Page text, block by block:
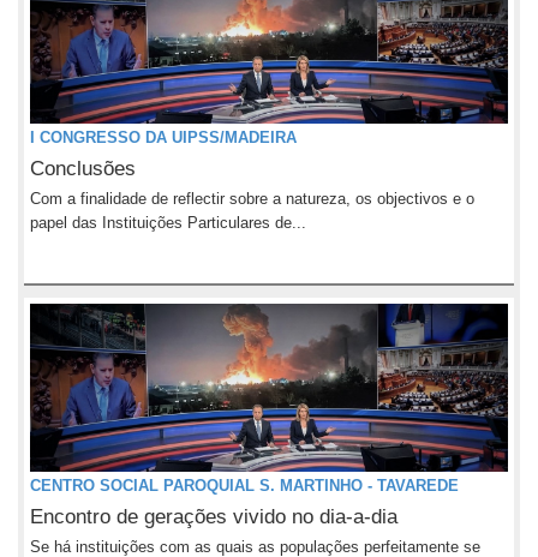
I CONGRESSO DA UIPSS/MADEIRA
Conclusões
Com a finalidade de reflectir sobre a natureza, os objectivos e o
papel das Instituições Particulares de...
CENTRO SOCIAL PAROQUIAL S. MARTINHO - TAVAREDE
Encontro de gerações vivido no dia-a-dia
Se há instituições com as quais as populações perfeitamente se